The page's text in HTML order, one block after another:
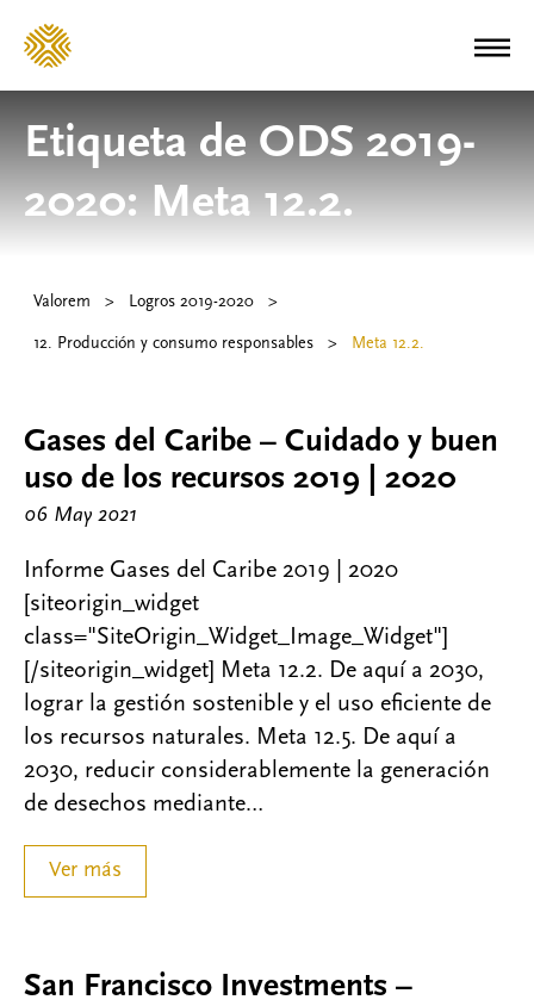
Etiqueta de ODS 2019-
2020:Meta 12.2.
Valorem > Logros 2019-2020 >
12. Producción y consumo responsables > Meta 12.2.
Gases del Caribe – Cuidado y buen
uso de los recursos 2019 | 2020
06 May 2021
Informe Gases del Caribe 2019 | 2020
[siteorigin_widget
class="SiteOrigin_Widget_Image_Widget"]
[/siteorigin_widget] Meta 12.2. De aquí a 2030,
lograr la gestión sostenible y el uso eficiente de
los recursos naturales. Meta 12.5. De aquí a
2030, reducir considerablemente la generación
de desechos mediante…
Ver más
San Francisco Investments –